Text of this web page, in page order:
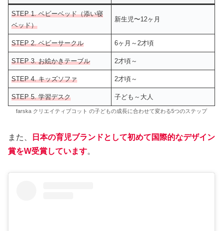
STEP 1. ベビーベッド（添い寝
ベッド）
新生児〜12ヶ月
STEP 2. ベビーサークル 6ヶ月～2才頃
STEP 3. お絵かきテーブル 2才頃～
STEP 4. キッズソファ 2才頃～
STEP 5. 学習デスク 子ども～大人
farska クリエイティブコット の子どもの成長に合わせて変わる5つのステップ
また、
日本の育児ブランドとして初めて国際的なデザイン
賞をW受賞しています。